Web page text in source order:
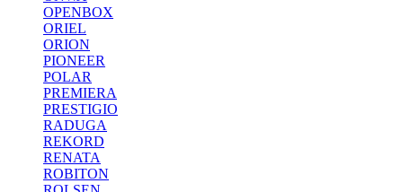
OPENBOX
ORIEL
ORION
PIONEER
POLAR
PREMIERA
PRESTIGIO
RADUGA
REKORD
RENATA
ROBITON